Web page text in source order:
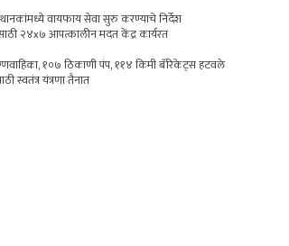
वायफाय सेवा सुरु करण्याचे निर्देश
२४x७ आपत्कालीन मदत केंद्र कार्यरत
१०७ ठिकाणी पंप, ११४ किमी बॅरिकेट्स हटवले
स्वतंत्र यंत्रणा तैनात